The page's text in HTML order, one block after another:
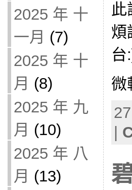
2025 年 十
一月 (7)
2025 年 十
月 (8)
2025 年 九
月 (10)
2025 年 八
月 (13)
此
煩
台
微